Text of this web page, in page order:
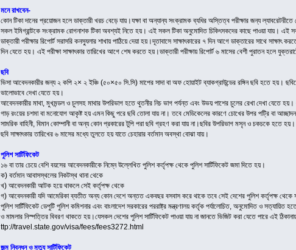
মনে রাখবেন-
কোন টিকা দানের প্রয়োজন হলে ডাক্তারী খরচ বেড়ে যায়।যক্ষা বা অন্যান্য সংক্রামক ব্যধির অস্তিত্ব পরীক্ষার জন্য
সকল ইমিগ্রান্টকে সংক্রামক রোগনাশক টিকা অবশ্যই নিতে হয়। এই সকল টিকা অনুমোদিত চিকিৎসকদের কাছে পাওয়া যায়।
ডাক্তারী পরীক্ষার রিপোর্ট সরাসরি কনস্যুলার শাখায় পাঠিয়ে দেয়া হয়।দূতাবাসে সাক্ষাৎকারের ৭ দিন আগে ডাক্তারের সাথে
দিন যেতে হয়। এই পরীক্ষা সাক্ষাৎকার তারিখের আগে শেষ করতে হয়।ডাক্তারী পরীক্ষায় রিপোর্ট ৬ মাসের বেশী পুরাতন হলে
ছবি
ভিসা আবেদনকারীর জন্য ২ কপি ২× ২ ইঞ্চি (৫০×৫০ সি.সি) মাপের সাদা বা অফ হোয়াইট ব্যাকগ্রাউন্ডের রঙ্গিন ছবি হতে হয়।
ভালোভাবে দেখা যেতে হয়।
আবেদনকারীর মাথা, মুখমন্ডল ও চুলসহ মাথার উপরিভাগ হতে থুতনীর নিচ ভাগ পর্যন্ত এবং উভয় পাশের চুলের রেখা দেখা যেতে হয়।
গাড় রংয়ের চশমা বা মনোযোগ আকৃষ্ট হয় এমন কিছু পরে ছবি তোলা যায় না। তবে মেডিকেলের কারণে চোখের উপর পট্রি বা
সামরিক বাহিনী, বিমান কোম্পানী বা অন্য কোন প্রকারের টুপি পরা ছবি গ্রহণ করা যায় না।ছবির উপরিভাগ মসৃন ও চকচকে হতে হয়।
ছবি সাক্ষাৎকার তারিখের ৬ মাসের মধ্যে তুলতে হয় যাতে চেহারার বর্তমান অবস্থা বোঝা যায়।
পুলিশ সার্টিফিকেট
১৬ বা তার চেয়ে বেশি বয়সের আবেদনকারীকে নিম্নে উল্লেখিত পুলিশ কর্তৃপক্ষ থেকে পুলিশ সার্টিফিকেট জমা দিতে হয়।
ক) বর্তমান আবাসস্থলের নিকটস্থ থানা থেকে
খ) আবেদনকারী আটক হয়ে থাকলে সেই কর্তৃপক্ষ থেকে
গ) আবেদনকারী যদি আমেরিকা ব্যতীত অন্য কোন দেশে অন্তত একবছর বসবাস করে থাকে তবে সেই দেশের পুলিশ কর্তৃপক্ষ থেকে
পুলিশ সার্টিফিকেট ডেপুটি পুলিশ কমিশনার এবং বাংলাদেশ সরকারের পররাষ্ট্র মন্ত্রণালয় কর্তৃক পর্যালোচিত, অনুমোদিত ও
ও মামলার নিস্পত্তির বিবরণ থাকতে হয়।যেসকল দেশের পুলিশ সার্টিফিকেট পাওয়া যায় না জানতে ভিজিট করা যেতে পারে এই ঠিকানায়
ttp://travel.state.gov/visa/fees/fees3272.html
জন্ম নিবন্ধন ও মৃত্যু সার্টিফিকেট